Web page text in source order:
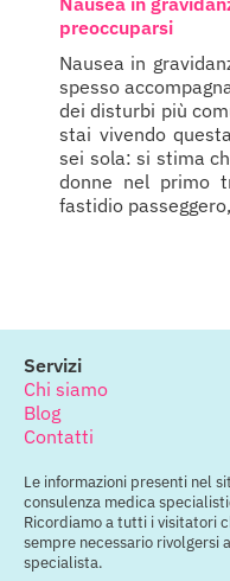
preoccuparsi
Nausea in
spesso
dei disturbi più
stai vivendo
sei sola: si stima
donne nel primo
fastidio
Servizi
Chi siamo
Blog
Contatti
Le informazioni presenti nel
consulenza medica
Ricordiamo a tutti i visitatori
sempre necessario rivolgersi
specialista.